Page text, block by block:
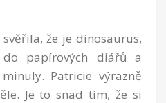
že je dinosaurus,
papírových diářů a
Patricie výrazně
Je to snad tím, že si